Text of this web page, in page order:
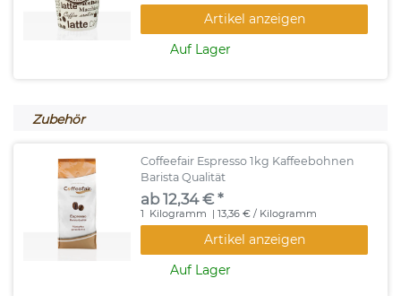
Artikel anzeigen
Auf Lager
Zubehör
Coffeefair Espresso 1kg Kaffeebohnen
Barista Qualität
ab 12,34 € *
1 Kilogramm | 13,36 € / Kilogramm
Artikel anzeigen
Auf Lager